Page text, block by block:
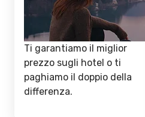
Ti garantiamo il miglior
prezzo sugli hotel o ti
paghiamo il doppio della
differenza.